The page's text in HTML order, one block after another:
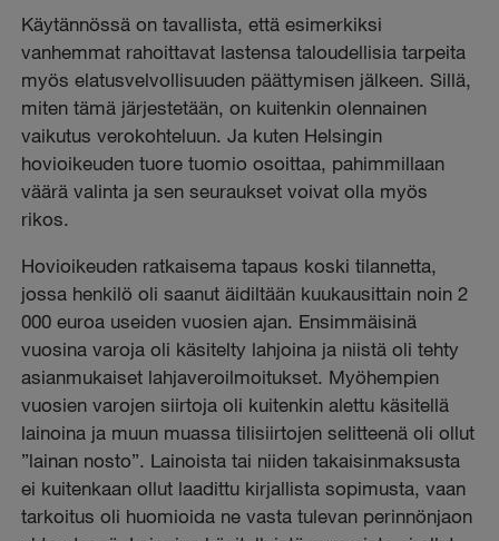
Käytännössä on tavallista, että esimerkiksi
vanhemmat rahoittavat lastensa taloudellisia tarpeita
myös elatusvelvollisuuden päättymisen jälkeen. Sillä,
miten tämä järjestetään, on kuitenkin olennainen
vaikutus verokohteluun. Ja kuten Helsingin
hovioikeuden tuore tuomio osoittaa, pahimmillaan
väärä valinta ja sen seuraukset voivat olla myös
rikos.
Hovioikeuden ratkaisema tapaus koski tilannetta,
jossa henkilö oli saanut äidiltään kuukausittain noin 2
000 euroa useiden vuosien ajan. Ensimmäisinä
vuosina varoja oli käsitelty lahjoina ja niistä oli tehty
asianmukaiset lahjaveroilmoitukset. Myöhempien
vuosien varojen siirtoja oli kuitenkin alettu käsitellä
lainoina ja muun muassa tilisiirtojen selitteenä oli ollut
”lainan nosto”. Lainoista tai niiden takaisinmaksusta
ei kuitenkaan ollut laadittu kirjallista sopimusta, vaan
tarkoitus oli huomioida ne vasta tulevan perinnönjaon